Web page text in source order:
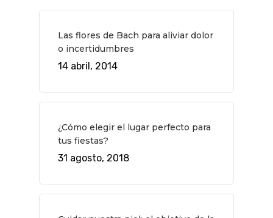
Las flores de Bach para aliviar dolor
o incertidumbres
14 abril, 2014
¿Cómo elegir el lugar perfecto para
tus fiestas?
31 agosto, 2018
QUÉ HACER